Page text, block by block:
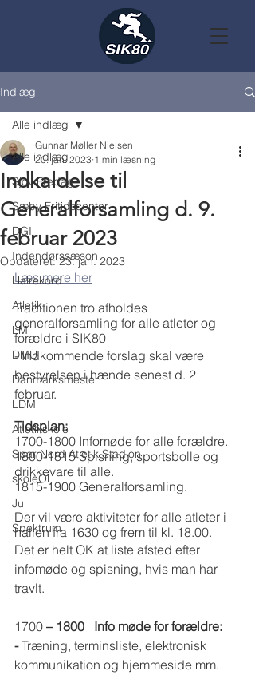
Indlæg
Alle indlæg
Sjov Fredag
Sæby Fritidscenter
DGI
Indendørssæson
Halrekord
Atletik
LM
DMU
Danmarksmester
LDM
Atletikskole
Spar Nord Atletik Stadion
skoleOL
Jul
Spektrum
Alle indlæg
Indkaldelse til
Generalforsamling d. 9.
februar 2023
Gunnar Møller Nielsen
20. jan. 2023 1 min læsning
Opdateret:23. jan. 2023
Læs mere her
Traditionen tro afholdes
generalforsamling for alle atleter og
forældre i SIK80
- Indkommende forslag skal være
bestyrelsen i hænde senest d. 2
februar.
Tidsplan:
1700-1800 ​Infomøde for alle forældre.
1800-1815 ​Spisning, sportsbolle og
drikkevare til alle.
1815-1900 ​Generalforsamling.
Der vil være aktiviteter for alle atleter i
hallen fra 1630 og frem til kl. 18.00.
Det er helt OK at liste afsted efter
infomøde og spisning, hvis man har
travlt.
1700 – 1800   Info møde for forældre:
- Træning, terminsliste, elektronisk
kommunikation og hjemmeside mm.